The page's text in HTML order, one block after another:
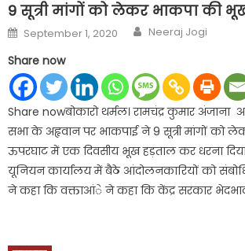
9 सूत्री मांगों को लेकर भाकपा की
Posted
on
September 1, 2020 Author
Neeraj Jogi
Share now
Share nowबोकारो थर्मल। रामचंद्र कुमार अंजाना
सभा के अहृवान पर भाकपाई ने 9 सूत्री मांगों को
ऊपरघाट में एक दिवसीय भूख हड़ताल कर धरना
यूनियन कार्यालय में बैठे आंदोलनकारियों को
ने कहा कि वक्ताआंे ने कहा कि केंद्र सरकार